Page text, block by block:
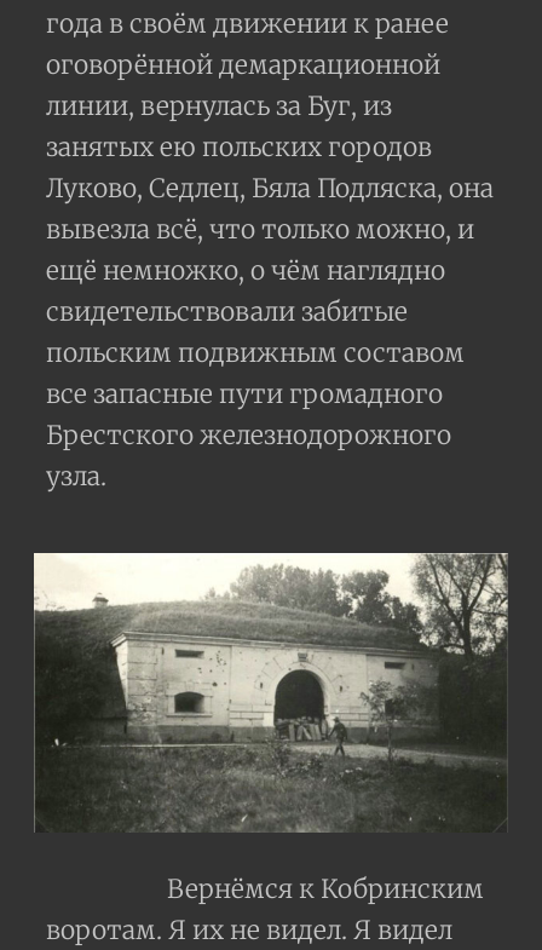
года в своём движении к ранее
оговорённой демаркационной
линии, вернулась за Буг, из
занятых ею польских городов
Луково, Седлец, Бяла Подляска, она
вывезла всё, что только можно, и
ещё немножко, о чём наглядно
свидетельствовали забитые
польским подвижным составом
все запасные пути громадного
Брестского железнодорожного
узла.
Вернёмся к Кобринским
воротам. Я их не видел. Я видел